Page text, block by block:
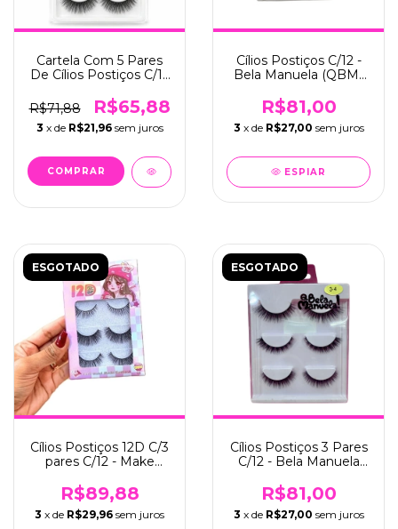
Cartela Com 5 Pares
De Cílios Postiços C/12
R$71,88
R$65,88
3 x de R$21,96 sem juros
Cílios Postiços C/12 -
Bela Manuela (QBM-
R$81,00
3 x de R$27,00 sem juros
ESPIAR
ESGOTADO
Cílios Postiços 12D C/3
pares C/12 - Make
R$89,88
3 x de R$29,96 sem juros
ESGOTADO
Cílios Postiços 3 Pares
C/12 - Bela Manuela
R$81,00
3 x de R$27,00 sem juros